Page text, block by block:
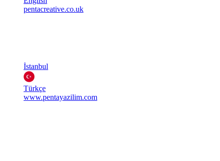
pentacreative.co.uk
İstanbul
Türkçe
www.pentayazilim.com